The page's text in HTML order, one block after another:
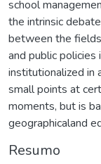
school
the intrinsic debate
between the
and public policies
institutionalized in
small points at
moments, but is
geographicaland
Resumo